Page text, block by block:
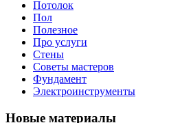
Потолок
Пол
Полезное
Про услуги
Стены
Советы мастеров
Фундамент
Электроинструменты
Новые материалы